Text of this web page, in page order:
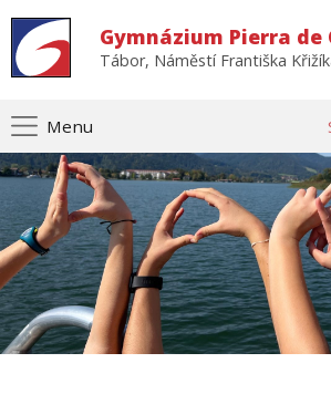
Gymnázium Pierra de
Tábor, Náměstí Františka
Menu